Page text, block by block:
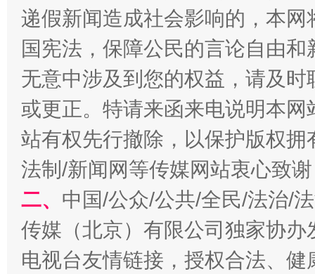
递假新闻造成社会影响的，本
国宪法，保障公民的言论自由
无意中涉及到您的权益，请及
或更正。特请来函来电说明本
站有权先行撤除，以保护版权
法制/新闻网等传媒网站衷心致
二、 中国/公众/公共/全民/法治/
传媒（北京）有限公司独家协
电视台友情链接，授权合法、